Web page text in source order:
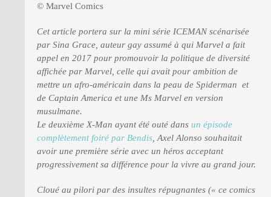
© Marvel Comics
Cet article portera sur la mini série ICEMAN scénarisée
par Sina Grace, auteur gay assumé à qui Marvel a fait
appel en 2017 pour promouvoir la politique de diversité
affichée par Marvel, celle qui avait pour ambition de
mettre un afro-américain dans la peau de Spiderman et
de Captain America et une Ms Marvel en version
musulmane.
Le deuxième X-Man ayant été outé dans un épisode
complètement foiré par Bendis , Axel Alonso souhaitait
avoir une première série avec un héros acceptant
progressivement sa différence pour la vivre au grand jour.
Cloué au pilori par des insultes répugnantes (« ce comics